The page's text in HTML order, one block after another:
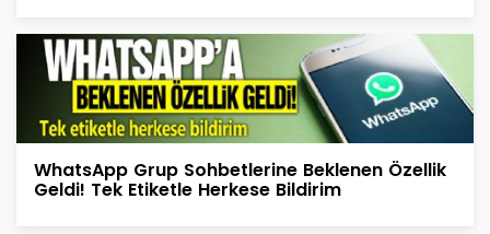
WhatsApp Grup Sohbetlerine Beklenen Özellik
Geldi! Tek Etiketle Herkese Bildirim